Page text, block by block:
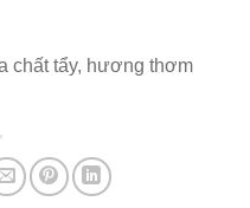
chất tẩy, hương thơm